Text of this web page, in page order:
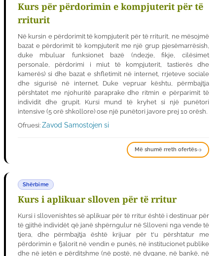
Kurs për përdorimin e kompjuterit për të
rriturit
Në kursin e përdorimit të kompjuterit për të rriturit, ne mësojmë
bazat e përdorimit të kompjuterit me një grup pjesëmarrësish,
duke mbuluar funksionet bazë (ndezje, fikje, cilësimet
personale, përdorimi i miut të kompjuterit, tastierës dhe
kamerës) si dhe bazat e shfletimit në internet, rrjeteve sociale
dhe sigurisë në internet. Duke vepruar kështu, përmbajtja
përshtatet me njohuritë paraprake dhe ritmin e përparimit të
individit dhe grupit. Kursi mund të kryhet si një punëtori
intensive (5 orë shkollore) ose një punëtori javore prej 10 orësh.
Ofruesi: Zavod Samostojen si
Më shumë rreth ofertës
Shërbime
Kurs i aplikuar slloven për të rritur
Kursi i sllovenishtes së aplikuar për të rritur është i destinuar për
të gjithë individët që janë shpërngulur në Slloveni nga vende të
tjera, dhe përmbajtja është krijuar për t'u përshtatur me
përdorimin e fjalorit në vendin e punës, në institucionet publike
dhe në jetën e përditshme (në postë, në dyqane, në bankë, në